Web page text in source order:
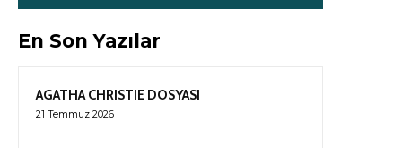
En Son Yazılar
AGATHA CHRISTIE DOSYASI
21 Temmuz 2026